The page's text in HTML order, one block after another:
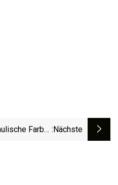
Farbe- :nächste